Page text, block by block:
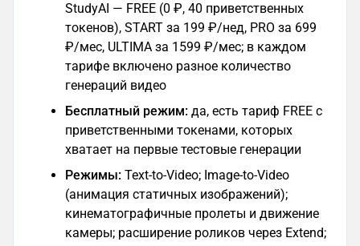
StudyAI — FREE (0 ₽, 40 приветственных
токенов), START за 199 ₽/нед, PRO за 699
₽/мес, ULTIMA за 1599 ₽/мес; в каждом
тарифе включено разное количество
генераций видео
Бесплатный режим: да, есть тариф FREE с
приветственными токенами, которых
хватает на первые тестовые генерации
Режимы: Text-to-Video; Image-to-Video
(анимация статичных изображений);
кинематографичные пролеты и движение
камеры; расширение роликов через Extend;